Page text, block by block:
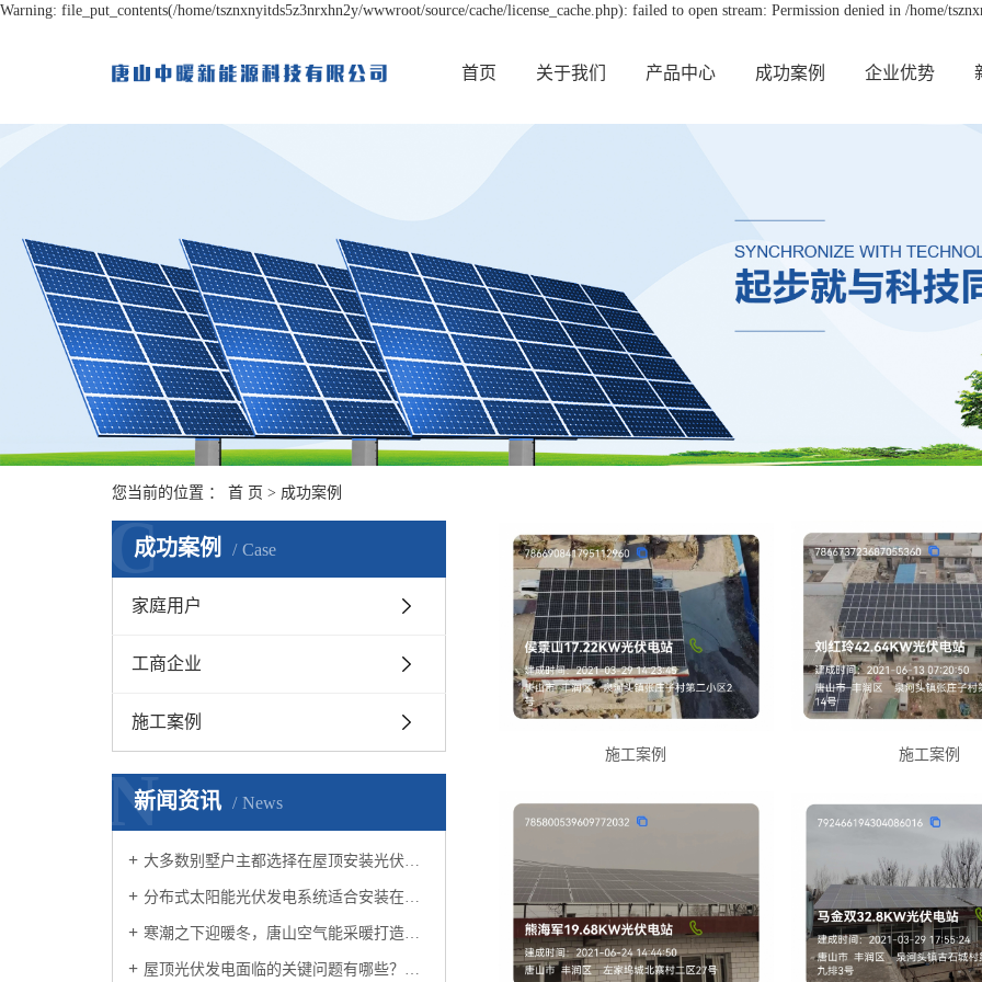
Warning: file_put_contents(/home/tsznxnyitds5z3nrxhn2y/wwwroot/source/cache/license_cache.php): failed to open stream: Permission denied in /home/
首页 关于我们 产品中心 成功案例 企业优势
您当前的位置 ： 首 页 > 成功案例
成功案例 Case
C
家庭用户
工商企业
施工案例
新闻资讯 News
N
大多数别墅户主都选择在屋顶安装光伏发电
分布式太阳能光伏发电系统适合安装在哪些地方
寒潮之下迎暖冬，唐山空气能采暖打造北方供暖堡垒
屋顶光伏发电面临的关键问题有哪些？你都了解过吗？
施工案例 施工案例